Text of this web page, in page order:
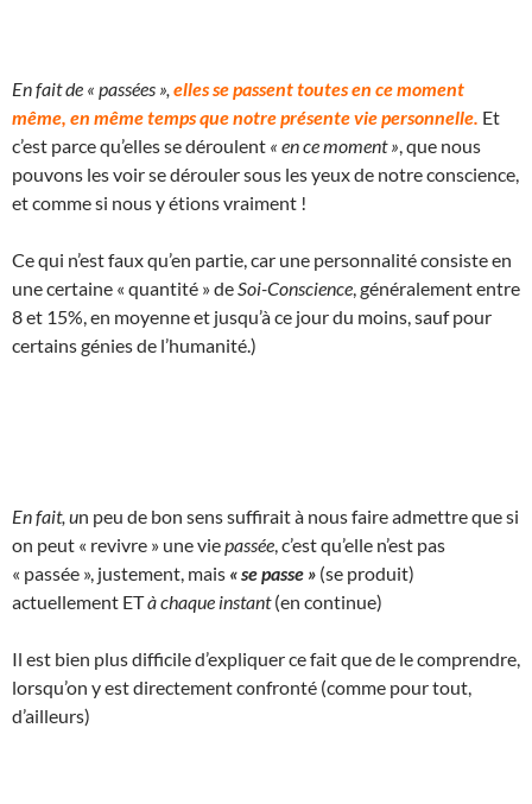
En fait de « passées », elles se passent toutes en ce moment
même, en même temps que notre présente vie personnelle. Et
c’est parce qu’elles se déroulent « en ce moment » , que nous
pouvons les voir se dérouler sous les yeux de notre conscience,
et comme si nous y étions vraiment !
Ce qui n’est faux qu’en partie, car une personnalité consiste en
une certaine « quantité » de Soi-Conscience , généralement entre
8 et 15%, en moyenne et jusqu’à ce jour du moins, sauf pour
certains génies de l’humanité.)
En fait, un peu de bon sens suffirait à nous faire admettre que si
on peut « revivre » une viepassée , c’est qu’elle n’est pas
« passée », justement, mais « se passe » (se produit)
actuellement ETà chaque instant(en continue)
Il est bien plus difficile d’expliquer ce fait que de le comprendre,
lorsqu’on y est directement confronté (comme pour tout,
d’ailleurs)